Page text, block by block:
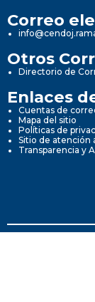
Correo
Otros
Directorio de
Enlaces
Cuentas de
Mapa del sitio
Políticas de
Sitio de atención
Transparencia y